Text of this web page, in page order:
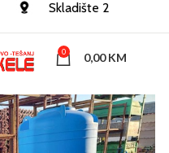
Skladište 2
0 0,00KM